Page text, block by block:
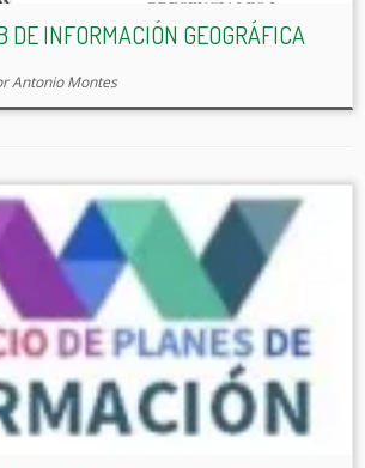
DE INFORMACIÓN GEOGRÁFICA
Antonio Montes